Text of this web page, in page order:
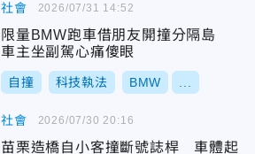
社會
限量BMW跑車借朋友開撞分隔島
車主坐副駕心痛傻眼
自撞 科技執法 BMW
2026/07/31 14:52
社會
苗栗造橋自小客撞斷號誌桿 車體起
2026/07/30 20:16